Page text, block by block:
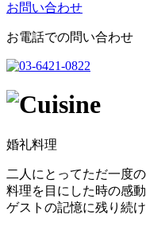
お問い合わせ
お電話での問い合わせ
婚礼料理
二人にとってただ一度
料理を目にした時の感
ゲストの記憶に残り続